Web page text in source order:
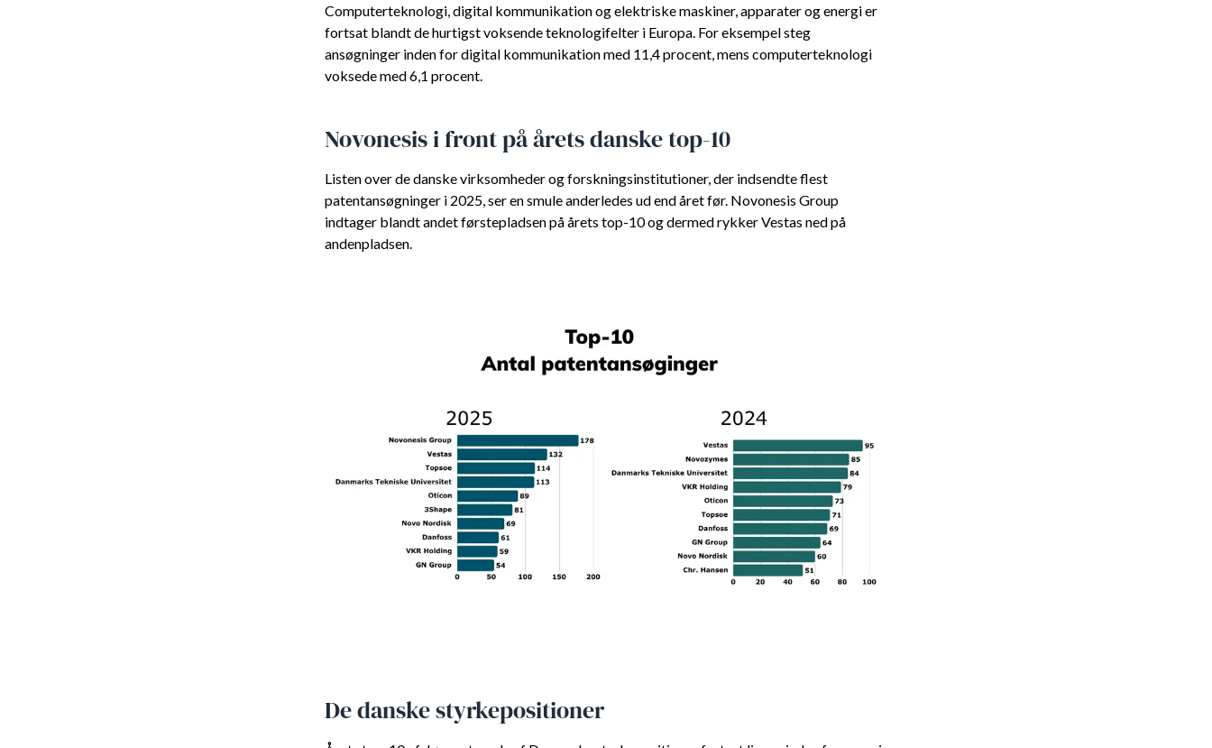
Computerteknologi, digital kommunikation og elektriske maskiner, apparater og energi er
fortsat blandt de hurtigst voksende teknologifelter i Europa. For eksempel steg
ansøgninger inden for digital kommunikation med 11,4 procent, mens computerteknologi
voksede med 6,1 procent.
Novonesis i front på årets danske top-10
Listen over de danske virksomheder og forskningsinstitutioner, der indsendte flest
patentansøgninger i 2025, ser en smule anderledes ud end året før. Novonesis Group
indtager blandt andet førstepladsen på årets top-10 og dermed rykker Vestas ned på
andenpladsen.
De danske styrkepositioner